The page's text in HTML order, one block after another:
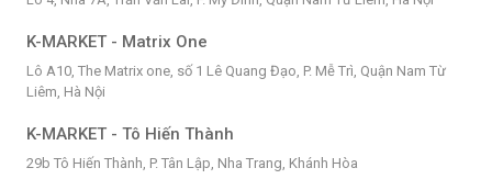
K-MARKET - Matrix One
Lô A10, The Matrix one, số 1 Lê Quang Đạo, P. Mễ Trì, Quận Nam Từ
Liêm, Hà Nội
K-MARKET - Tô Hiến Thành
29b Tô Hiến Thành, P. Tân Lập, Nha Trang, Khánh Hòa